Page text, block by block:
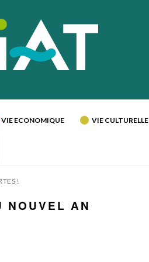
VIE ECONOMIQUE VIE CULTURELLE
!
NOUVEL AN